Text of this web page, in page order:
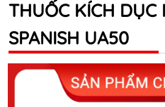
THUỐC NƯỚC KÍCH DỤC NAM
THUỐC VIÊN KÍCH DỤC NAM
SẢN PHẨM KHÁC
TIN TỨC & BLOG
THUỐC KÍCH DỤC
SPANISH UA50